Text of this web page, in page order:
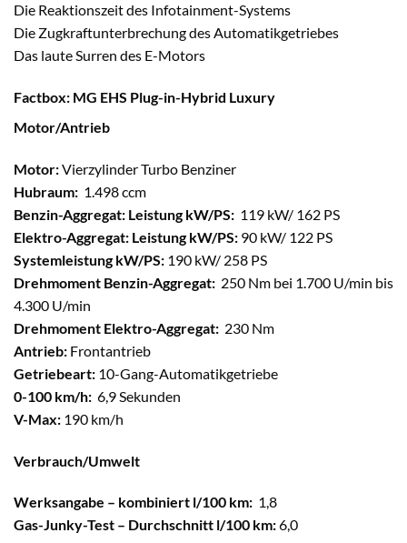
Die Reaktionszeit des Infotainment-Systems
Die Zugkraftunterbrechung des Automatikgetriebes
Das laute Surren des E-Motors
Factbox: MG EHS Plug-in-Hybrid Luxury
Motor/Antrieb
Motor:Vierzylinder Turbo Benziner
Hubraum: 1.498 ccm
Benzin-Aggregat: Leistung kW/PS: 119 kW/ 162 PS
Elektro-Aggregat: Leistung kW/PS: 90 kW/ 122 PS
Systemleistung kW/PS: 190 kW/ 258 PS
Drehmoment Benzin-Aggregat: 250 Nm bei 1.700 U/min bis
4.300 U/min
Drehmoment Elektro-Aggregat: 230 Nm
Antrieb: Frontantrieb
Getriebeart: 10-Gang-Automatikgetriebe
0-100 km/h: 6,9 Sekunden
V-Max: 190 km/h
Verbrauch/Umwelt
Werksangabe – kombiniert l/100 km: 1,8
Gas-Junky-Test – Durchschnitt l/100 km:6,0